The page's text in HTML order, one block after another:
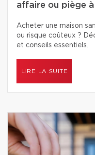
affaire ou piège
Acheter une maison
ou risque coûteux ?
et conseils essentiels.
LIRE LA SUITE